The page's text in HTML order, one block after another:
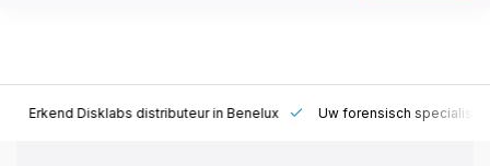
Disklabs distributeur in Benelux Uw forensisch specialist